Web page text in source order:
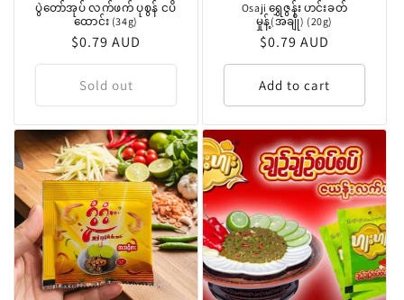
ပွဲတော်အုပ် လက်ဖက် ပုစွန် ငပိ
ထောင်း (34g)
Regular
price
$0.79 AUD
Sold out
Osaji ရွှေဇွန်း ဟင်းခတ်
မှုန့်(အချို) (20g)
Regular
price
$0.79 AUD
Add to cart